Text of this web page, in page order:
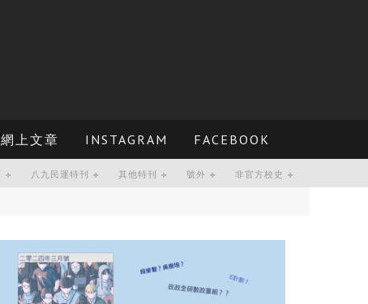
網上文章 INSTAGRAM FACEBOOK
八九民運特刊 其他特刊 號外 非官方校史